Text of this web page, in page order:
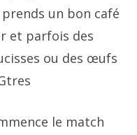
un bon café
et parfois des
ou des œufs
le match